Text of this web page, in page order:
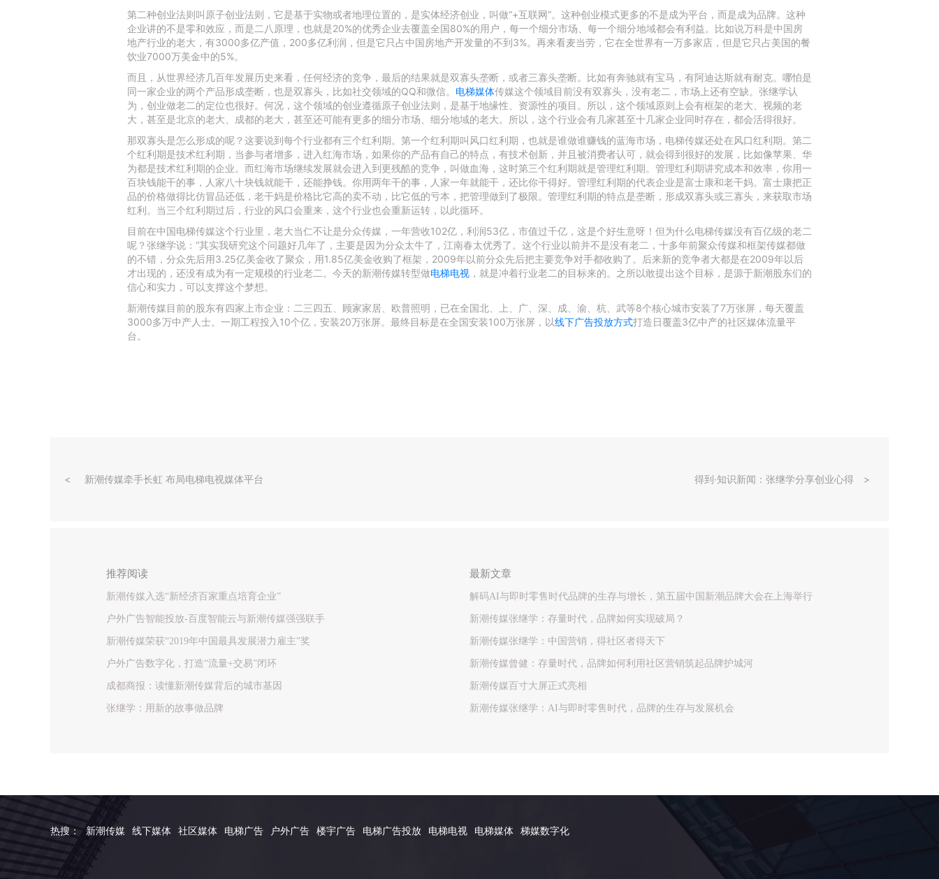
第二种创业法则叫原子创业法则，它是基于实物或者地理位置的，是实体经济创业，叫做“+互联网”。这种创业模式更多的不是成为平台，而是成为品牌。这种
企业讲的不是零和效应，而是二八原理，也就是20%的优秀企业去覆盖全国80%的用户，每一个细分市场、每一个细分地域都会有利益。比如说万科是中国房
地产行业的老大，有3000多亿产值，200多亿利润，但是它只占中国房地产开发量的不到3%。再来看麦当劳，它在全世界有一万多家店，但是它只占美国的餐
饮业7000万美金中的5%。
而且，从世界经济几百年发展历史来看，任何经济的竞争，最后的结果就是双寡头垄断，或者三寡头垄断。比如有奔驰就有宝马，有阿迪达斯就有耐克。哪怕是
同一家企业的两个产品形成垄断，也是双寡头，比如社交领域的QQ和微信。 电梯媒体传媒这个领域目前没有双寡头，没有老二，市场上还有空缺。张继学认
为，创业做老二的定位也很好。何况，这个领域的创业遵循原子创业法则，是基于地缘性、资源性的项目。所以，这个领域原则上会有框架的老大、视频的老
大，甚至是北京的老大、成都的老大，甚至还可能有更多的细分市场、细分地域的老大。所以，这个行业会有几家甚至十几家企业同时存在，都会活得很好。
那双寡头是怎么形成的呢？这要说到每个行业都有三个红利期。第一个红利期叫风口红利期，也就是谁做谁赚钱的蓝海市场，电梯传媒还处在风口红利期。第二
个红利期是技术红利期，当参与者增多，进入红海市场，如果你的产品有自己的特点，有技术创新，并且被消费者认可，就会得到很好的发展，比如像苹果、华
为都是技术红利期的企业。而红海市场继续发展就会进入到更残酷的竞争，叫做血海，这时第三个红利期就是管理红利期。管理红利期讲究成本和效率，你用一
百块钱能干的事，人家八十块钱就能干，还能挣钱。你用两年干的事，人家一年就能干，还比你干得好。管理红利期的代表企业是富士康和老干妈。富士康把正
品的价格做得比仿冒品还低，老干妈是价格比它高的卖不动，比它低的亏本，把管理做到了极限。管理红利期的特点是垄断，形成双寡头或三寡头，来获取市场
红利。当三个红利期过后，行业的风口会重来，这个行业也会重新运转，以此循环。
目前在中国电梯传媒这个行业里，老大当仁不让是分众传媒，一年营收102亿，利润53亿，市值过千亿，这是个好生意呀！但为什么电梯传媒没有百亿级的老二
呢？张继学说：“其实我研究这个问题好几年了，主要是因为分众太牛了，江南春太优秀了。这个行业以前并不是没有老二，十多年前聚众传媒和框架传媒都做
的不错，分众先后用3.25亿美金收了聚众，用1.85亿美金收购了框架，2009年以前分众先后把主要竞争对手都收购了。后来新的竞争者大都是在2009年以后
才出现的，还没有成为有一定规模的行业老二。今天的新潮传媒转型做电梯电视 ，就是冲着行业老二的目标来的。之所以敢提出这个目标，是源于新潮股东们的
信心和实力，可以支撑这个梦想。
新潮传媒目前的股东有四家上市企业：二三四五、顾家家居、欧普照明，已在全国北、上、广、深、成、渝、杭、武等8个核心城市安装了7万张屏，每天覆盖
3000多万中产人士。一期工程投入10个亿，安装20万张屏。最终目标是在全国安装100万张屏，以线下广告投放方式打造日覆盖3亿中产的社区媒体流量平
台。
新潮传媒牵手长虹 布局电梯电视媒体平台 得到·知识新闻：张继学分享创业心得
推荐阅读
新潮传媒入选“新经济百家重点培育企业”
户外广告智能投放-百度智能云与新潮传媒强强联手
新潮传媒荣获“2019年中国最具发展潜力雇主”奖
户外广告数字化，打造“流量+交易”闭环
成都商报：读懂新潮传媒背后的城市基因
张继学：用新的故事做品牌
最新文章
解码AI与即时零售时代品牌的生存与增长，第五届中国新潮品牌大会在上海举行
新潮传媒张继学：存量时代，品牌如何实现破局？
新潮传媒张继学：中国营销，得社区者得天下
新潮传媒曾健：存量时代，品牌如何利用社区营销筑起品牌护城河
新潮传媒百寸大屏正式亮相
新潮传媒张继学：AI与即时零售时代，品牌的生存与发展机会
热搜： 新潮传媒 线下媒体 社区媒体 电梯广告 户外广告 楼宇广告 电梯广告投放 电梯电视 电梯媒体 梯媒数字化